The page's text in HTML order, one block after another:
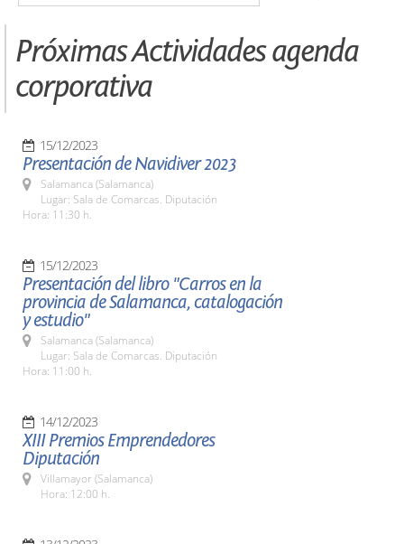
Próximas Actividades agenda
corporativa
15/12/2023
Presentación de Navidiver 2023
Salamanca (Salamanca)
Lugar: Sala de Comarcas. Diputación
Hora: 11:30 h.
15/12/2023
Presentación del libro "Carros en la
provincia de Salamanca, catalogación
y estudio"
Salamanca (Salamanca)
Lugar: Sala de Comarcas. Diputación
Hora: 11:00 h.
14/12/2023
XIII Premios Emprendedores
Diputación
Villamayor (Salamanca)
Hora: 12:00 h.